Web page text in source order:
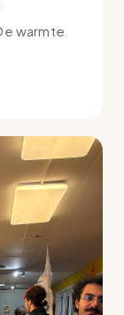
warmte